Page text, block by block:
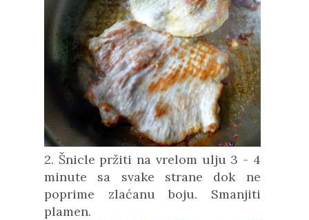
2. Šnicle pržiti na vrelom ulju 3 - 4
minute sa svake strane dok ne
poprime zlaćanu boju. Smanjiti
plamen.